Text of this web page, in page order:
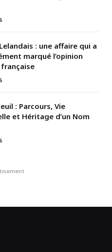
: une affaire qui a
marqué l’opinion
: Parcours, Vie
et Héritage d’un Nom